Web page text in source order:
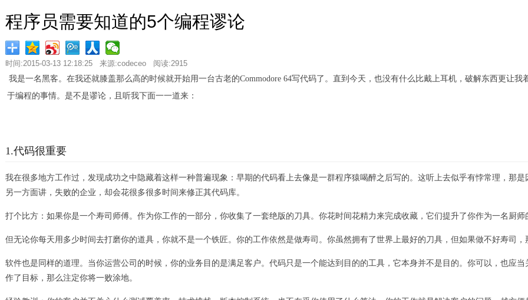
程序员需要知道的5个编程谬论
时间:2015-03-13 12:18:25 来源:codeceo 阅读:2915
我是一名黑客。在我还就膝盖那么高的时候就开始用一台古老的Commodore 64写代码了。直到今天，也没有什么比戴上耳机，破解东西更让
于编程的事情。是不是谬论，且听我下面一一道来：
1.代码很重要
我在很多地方工作过，发现成功之中隐藏着这样一种普遍现象：早期的代码看上去像是一群程序猿喝醉之后写的。这听上去似乎有悖常理，那
另一方面讲，失败的企业，却会花很多很多时间来修正其代码库。
打个比方：如果你是一个寿司师傅。作为你工作的一部分，你收集了一套绝版的刀具。你花时间花精力来完成收藏，它们提升了你作为一名厨师
但无论你每天用多少时间去打磨你的道具，你就不是一个铁匠。你的工作依然是做寿司。你虽然拥有了世界上最好的刀具，但如果做不好寿司
软件也是同样的道理。当你运营公司的时候，你的业务目的是满足客户。代码只是一个能达到目的的工具，它本身并不是目的。你可以，也应
作了目标，那么注定你将一败涂地。